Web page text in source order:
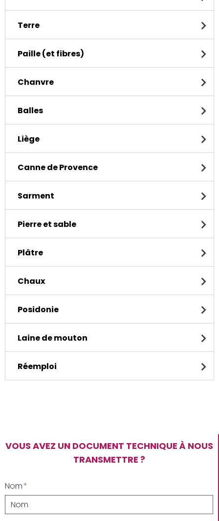
Terre
Paille (et fibres)
Chanvre
Balles
Liège
Canne de Provence
Sarment
Pierre et sable
Plâtre
Chaux
Posidonie
Laine de mouton
Réemploi
VOUS AVEZ UN DOCUMENT TECHNIQUE À NOUS
TRANSMETTRE ?
Nom